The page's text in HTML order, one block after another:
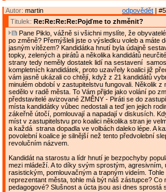
odpovědět |
Autor: martin
Titulek: Re:Re:Re:Re:Pojďme to zhměnit?
Pane Piklo, vážně si všichni myslíte, že
po změně? Přemýšleli jste o výsledku voleb a máte
jasným vítězem? Kandidátka hnutí byla údajně
topky, zelených a pirátů a několika kandidátů
strany tedy neměly dostatek lidí na sestavení
kompletních kandidátek, proto uzavřely koalici již
vám jasně ukázali co chtějí, když z 21 kandidátů
minulém období v zastupitelstvu fungovali. Několik z
sedělo v radě města. To Vám přijde jako volání po
představitelé avizované ZMĚNY - Piráti se do
místa kandidátky vůbec nedostali a teď jen jejich
zákeřně útočí, pomlouvají a napadají v diskusích.
míst v zastupitelstvu pro koalici několika stran je
a každá strana dopadla ve volbách daleko lépe. A
povolební koalice je silnější než tento předvolební
revolučním názvem.
Kandidát na starostu a lídr hnutí je bezpochyby
mezi mládeží. A to díky svým sprostým, agresivním,
rasistickým, pomlouvačným a trapným videím. Tohle
reprezentant města, tohle má být náš zástupce? Co
pedagogové? Slušnost a úcta jsou asi dnes sprostá